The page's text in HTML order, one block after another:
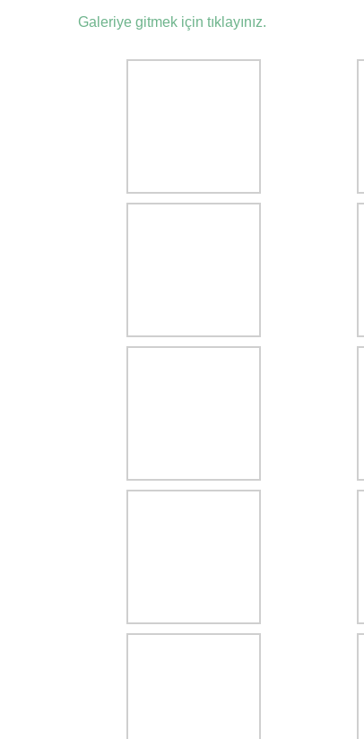
Galeriye gitmek için tıklayınız.